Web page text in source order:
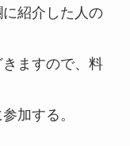
紹介した人の
ますので、料
加する。